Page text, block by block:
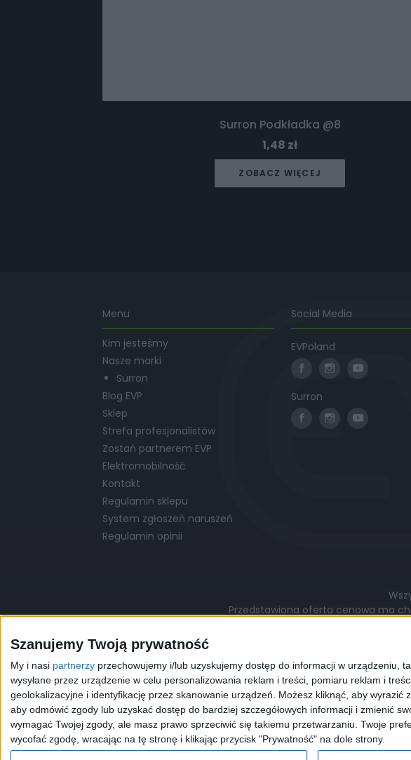
Szanujemy Twoją prywatność
My i nasi partnerzy przechowujemy i/lub uzyskujemy dostęp do informacji w urządzeniu,
wysyłane przez urządzenie w celu personalizowania reklam i treści, pomiaru reklam i
geolokalizacyjne i identyfikację przez skanowanie urządzeń. Możesz kliknąć, aby
aby odmówić zgody lub uzyskać dostęp do bardziej szczegółowych informacji i zmienić
wymagać Twojej zgody, ale masz prawo sprzeciwić się takiemu przetwarzaniu. Twoje
wycofać zgodę, wracając na tę stronę i klikając przycisk "Prywatność" na dole strony.
Surron Podkładka @8
1,48 zł
ZOBACZ WIĘCEJ
Menu
Kim jesteśmy
Nasze marki
Surron
Blog EVP
Sklep
Strefa profesjonalistów
Zostań partnerem EVP
Elektromobilność
Kontakt
Regulamin sklepu
System zgłoszeń naruszeń
Regulamin opinii
Social Media
EVPoland
Surron
Przedstawiona oferta cenowa ma
© 2026 EVP© Polityka prywatności
Korzystając z naszej przeglądarki wyrażają
celów statystycznych. W programie